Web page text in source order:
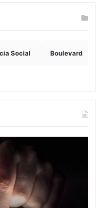
Social Boulevard